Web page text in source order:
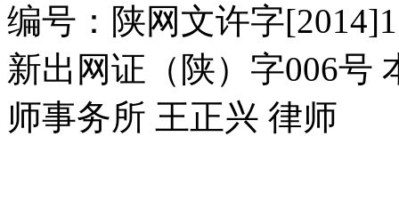
编号：陕网文许字
新出网证（陕）字006号
师事务所 王正兴 律师